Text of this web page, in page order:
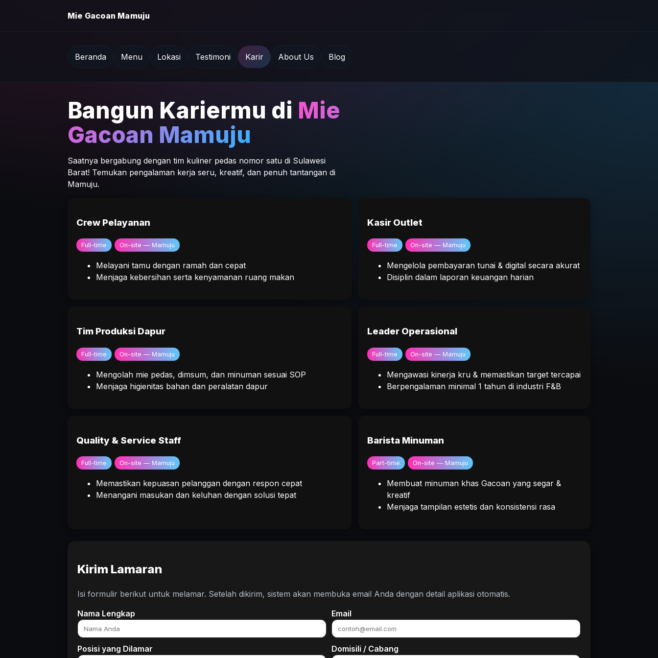
Mie Gacoan Mamuju
Beranda Menu Lokasi Testimoni Karir About Us Blog
Bangun Kariermu di Mie
Gacoan Mamuju
Saatnya bergabung dengan tim kuliner pedas nomor satu di Sulawesi
Barat! Temukan pengalaman kerja seru, kreatif, dan penuh tantangan di
Mamuju.
Crew Pelayanan
Full-time On-site — Mamuju
Melayani tamu dengan ramah dan cepat
Menjaga kebersihan serta kenyamanan ruang makan
Kasir Outlet
Full-time On-site — Mamuju
Mengelola pembayaran tunai & digital secara akurat
Disiplin dalam laporan keuangan harian
Tim Produksi Dapur
Full-time On-site — Mamuju
Mengolah mie pedas, dimsum, dan minuman sesuai SOP
Menjaga higienitas bahan dan peralatan dapur
Leader Operasional
Full-time On-site — Mamuju
Mengawasi kinerja kru & memastikan target tercapai
Berpengalaman minimal 1 tahun di industri F&B
Quality & Service Staff
Full-time On-site — Mamuju
Memastikan kepuasan pelanggan dengan respon cepat
Menangani masukan dan keluhan dengan solusi tepat
Barista Minuman
Part-time On-site — Mamuju
Membuat minuman khas Gacoan yang segar &
kreatif
Menjaga tampilan estetis dan konsistensi rasa
Kirim Lamaran
Isi formulir berikut untuk melamar. Setelah dikirim, sistem akan membuka email Anda dengan detail aplikasi otomatis.
Nama Lengkap
Email
Posisi yang Dilamar Domisili / Cabang